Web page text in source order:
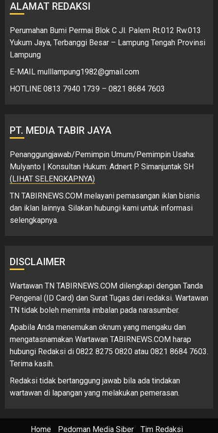
ALAMAT REDAKSI
Perumahan Bumi Permai Blok C Jl. Palem Rt.012 Rw.013
Yukum Jaya, Terbanggi Besar – Lampung Tengah Provinsi
Lampung
E-MAIL mulllampung1982@gmail.com
HOTLINE 0813 7940 1739 – 0821 8684 7603
PT. MEDIA TABIR JAYA
Penanggungjawab/Pemimpin Umum/Pemimpin Usaha:
Mulyanto | Konsultan Hukum: Adnert P. Simanjuntak SH
(LIHAT SELENGKAPNYA)
TN TABIRNEWS.COM melayani pemasangan iklan bisnis
dan iklan lainnya. Silakan hubungi kami untuk informasi
selengkapnya.
DISCLAIMER
Wartawan TN TABIRNEWS.COM dilengkapi dengan Tanda
Pengenal (ID Card) dan Surat Tugas dari redaksi. Wartawan
TN tidak boleh meminta imbalan pada narasumber.
Apabila Anda menemukan oknum yang mengaku dan
mengatasnamakan Wartawan TABIRNEWS.COM harap
hubungi Redaksi di 0822 8275 0820 atau 0821 8684 7603.
Terima kasih.
Redaksi tidak bertanggung jawab bila ada tindakan
wartawan di lapangan yang melakukan pemerasan.
Home Pedoman Media Siber Tim Redaksi